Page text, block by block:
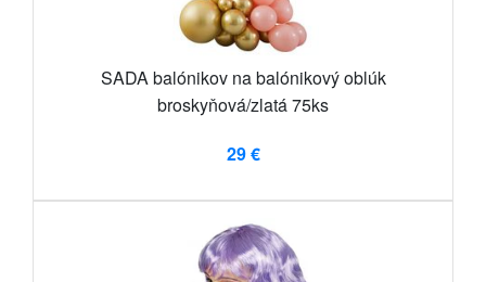
SADA balónikov na balónikový oblúk
broskyňová/zlatá 75ks
29 €